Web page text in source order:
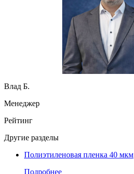
Влад Б.
Менеджер
Рейтинг
Другие разделы
Полиэтиленовая пленка 40 мкм
Подробнее